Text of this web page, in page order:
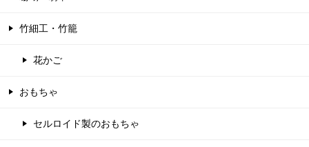
竹細工・竹籠
花かご
おもちゃ
セルロイド製のおもちゃ